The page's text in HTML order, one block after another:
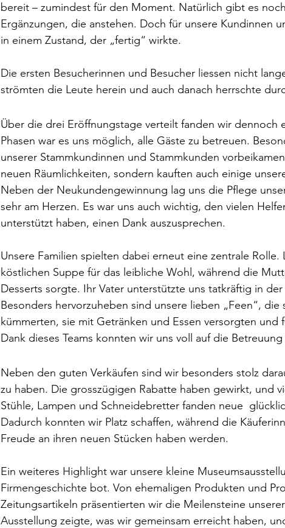
bereit – zumindest für den Moment. Natürlich gibt es
Ergänzungen, die anstehen. Doch für unsere Kundinnen
in einem Zustand, der „fertig“ wirkte.
Die ersten Besucherinnen und Besucher liessen nicht
strömten die Leute herein und auch danach herrschte
Über die drei Eröffnungstage verteilt fanden wir dennoch
Phasen war es uns möglich, alle Gäste zu betreuen.
unserer Stammkundinnen und Stammkunden
neuen Räumlichkeiten, sondern kauften auch einige
Neben der Neukundengewinnung lag uns die Pflege
sehr am Herzen. Es war uns auch wichtig, den vielen
unterstützt haben, einen Dank auszusprechen.
Unsere Familien spielten dabei erneut eine zentrale
köstlichen Suppe für das leibliche Wohl, während die
Desserts sorgte. Ihr Vater unterstützte uns tatkräftig in
Besonders hervorzuheben sind unsere lieben „Feen“,
kümmerten, sie mit Getränken und Essen versorgten
Dank dieses Teams konnten wir uns voll auf die
Neben den guten Verkäufen sind wir besonders stolz
zu haben. Die grosszügigen Rabatte haben gewirkt, und
Stühle, Lampen und Schneidebretter fanden neue
Dadurch konnten wir Platz schaffen, während die
Freude an ihren neuen Stücken haben werden.
Ein weiteres Highlight war unsere kleine
Firmengeschichte bot. Von ehemaligen Produkten und
Zeitungsartikeln präsentierten wir die Meilensteine
Ausstellung zeigte, was wir gemeinsam erreicht haben,